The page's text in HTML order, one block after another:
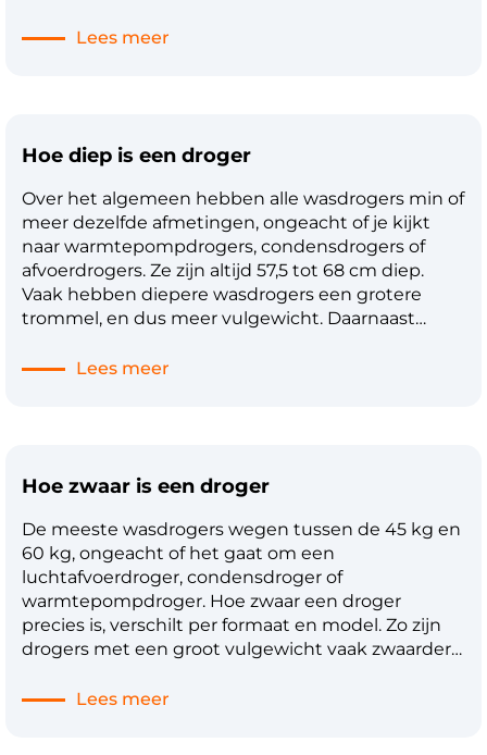
belang als je je wasdroger wilt inbouwen, in een
Lees meer
Hoe diep is een droger
Over het algemeen hebben alle wasdrogers min of
meer dezelfde afmetingen, ongeacht of je kijkt
naar warmtepompdrogers, condensdrogers of
afvoerdrogers. Ze zijn altijd 57,5 tot 68 cm diep.
Vaak hebben diepere wasdrogers een grotere
trommel, en dus meer vulgewicht. Daarnaast
en zijn ze 84 tot 85,5 cm hoog. Deze afmetingen
Lees meer
Hoe zwaar is een droger
De meeste wasdrogers wegen tussen de 45 kg en
60 kg, ongeacht of het gaat om een
luchtafvoerdroger, condensdroger of
warmtepompdroger. Hoe zwaar een droger
precies is, verschilt per formaat en model. Zo zijn
drogers met een groot vulgewicht vaak zwaarder
specificaties van de droger lees je af hoeveel hij
Lees meer